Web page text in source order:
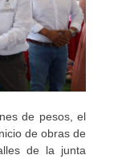
de pesos, el
de obras de
de la junta